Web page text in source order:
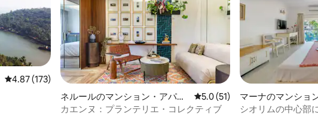
レビュー173件、5つ星中4.87つ星の平均評価
4.87 (173)
ネルールのマンション・アパー
ト
レビュー51件、5つ星中5.0つ
5.0 (51)
カエンヌ：プランテリエ・コレクティブ
マーナのマンショ
シオリムの中心部